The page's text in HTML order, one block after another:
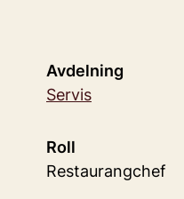
Avdelning
Servis
Roll
Restaurangchef